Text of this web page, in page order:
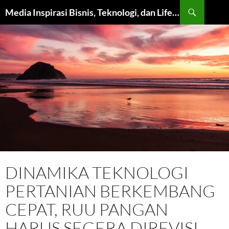
ke
isi
Media Inspirasi Bisnis, Teknologi, dan Lifestyle Modern
DINAMIKA TEKNOLOGI
PERTANIAN BERKEMBANG
CEPAT, RUU PANGAN